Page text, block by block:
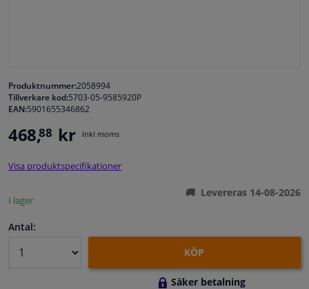
Bilvård & Tillbehör
Verkstad & Verktyg
Husbil, motorcykel, cykel & båt
Sensorer & Elsystem
Produktnummer:2058994
Tillverkare kod:5703-05-9585920P
EAN:5901655346862
468,88 kr Inkl moms
Visa produktspecifikationer
I lager
Levereras 14-08-2026
Antal:
KÖP
Säker betalning